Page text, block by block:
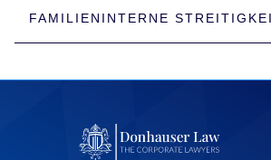
FAMILIENINTERNE